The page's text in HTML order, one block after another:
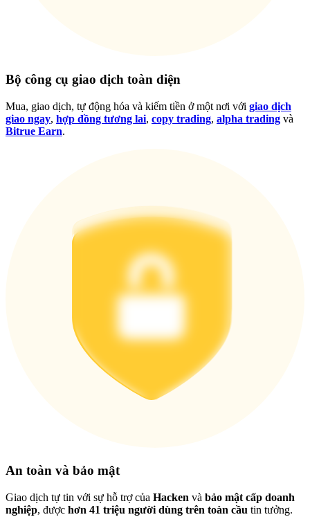
Bộ công cụ giao dịch toàn diện
Mua, giao dịch, tự động hóa và kiếm tiền ở một nơi với giao dịch
giao ngay, hợp đồng tương lai, copy trading, alpha trading và
Bitrue Earn.
An toàn và bảo mật
Giao dịch tự tin với sự hỗ trợ của Hacken và bảo mật cấp doanh
nghiệp, được hơn 41 triệu người dùng trên toàn cầu tin tưởng.